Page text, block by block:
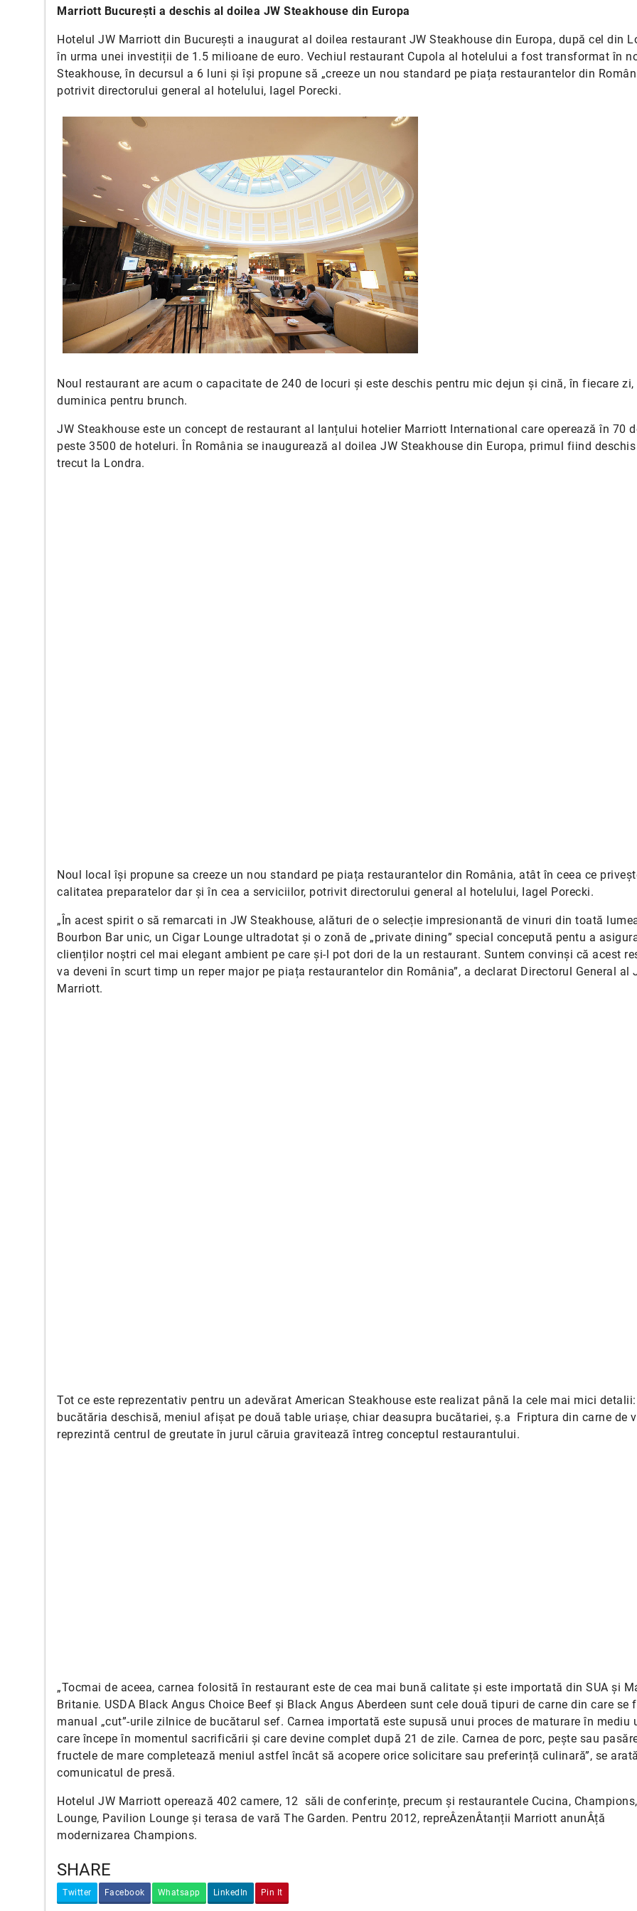
Marriott București a deschis al doilea JW Steakhouse din Europa
Hotelul JW Marriott din București a inaugurat al doilea restaurant JW Steakhouse din Europa, după cel din
în urma unei investiții de 1.5 milioane de euro. Vechiul restaurant Cupola al hotelului a fost transformat în
Steakhouse, în decursul a 6 luni și își propune să „creeze un nou standard pe piața restaurantelor din
potrivit directorului general al hotelului, Iagel Porecki.
Noul restaurant are acum o capacitate de 240 de locuri și este deschis pentru mic dejun și cină, în fiecare zi,
duminica pentru brunch.
JW Steakhouse este un concept de restaurant al lanțului hotelier Marriott International care operează în 70
peste 3500 de hoteluri. În România se inaugurează al doilea JW Steakhouse din Europa, primul fiind
trecut la Londra.
Noul local își propune sa creeze un nou standard pe piața restaurantelor din România, atât în ceea ce
calitatea preparatelor dar și în cea a serviciilor, potrivit directorului general al hotelului, Iagel Porecki.
„În acest spirit o să remarcati in JW Steakhouse, alături de o selecție impresionantă de vinuri din toată
Bourbon Bar unic, un Cigar Lounge ultradotat și o zonă de „private dining” special concepută pentu a
clienților noștri cel mai elegant ambient pe care și-l pot dori de la un restaurant. Suntem convinși că acest
va deveni în scurt timp un reper major pe piața restaurantelor din România”, a declarat Directorul General al
Marriott.
Tot ce este reprezentativ pentru un adevărat American Steakhouse este realizat până la cele mai mici detalii:
bucătăria deschisă, meniul afișat pe două table uriașe, chiar deasupra bucătariei, ș.a Friptura din carne de
reprezintă centrul de greutate în jurul căruia gravitează întreg conceptul restaurantului.
„Tocmai de aceea, carnea folosită în restaurant este de cea mai bună calitate și este importată din SUA și
Britanie. USDA Black Angus Choice Beef și Black Angus Aberdeen sunt cele două tipuri de carne din care se
manual „cut”-urile zilnice de bucătarul sef. Carnea importată este supusă unui proces de maturare în mediu
care începe în momentul sacrificării și care devine complet după 21 de zile. Carnea de porc, pește sau
fructele de mare completează meniul astfel încât să acopere orice solicitare sau preferință culinară”, se
comunicatul de presă.
Hotelul JW Marriott operează 402 camere, 12 săli de conferințe, precum și restaurantele Cucina,
Lounge, Pavilion Lounge și terasa de vară The Garden. Pentru 2012, repreÂ­zenÂ­tanții Marriott anunÂ­ță
modernizarea Champions.
SHARE
Twitter Facebook Whatsapp LinkedIn Pin It